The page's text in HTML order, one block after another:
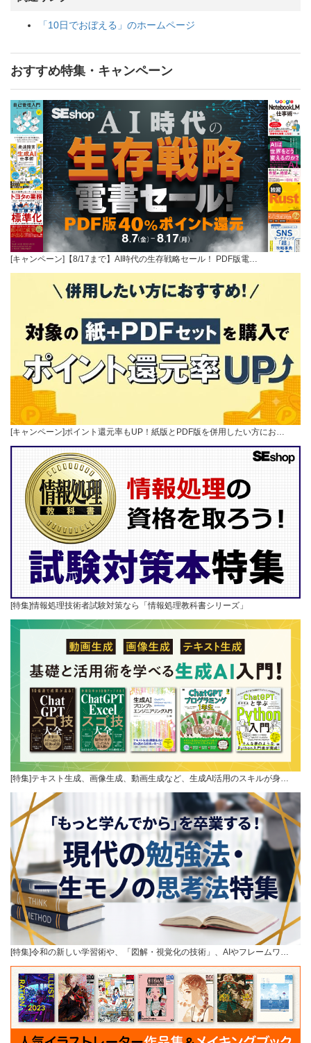
「10日でおぼえる」のホームページ
おすすめ特集・キャンペーン
[キャンペーン]【8/17まで】AI時代の生存戦略セール！ PDF版電…
[キャンペーン]ポイント還元率もUP！紙版とPDF版を併用したい方にお…
[特集]情報処理技術者試験対策なら「情報処理教科書シリーズ」
[特集]テキスト生成、画像生成、動画生成など、生成AI活用のスキルが身…
[特集]令和の新しい学習術や、「図解・視覚化の技術」、AIやフレームワ…